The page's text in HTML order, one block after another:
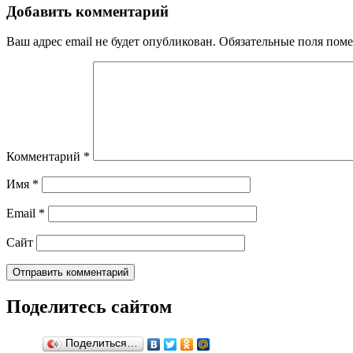
Добавить комментарий
Ваш адрес email не будет опубликован. Обязательные поля
Комментарий *
Имя *
Email *
Сайт
Поделитесь сайтом
Поделиться…